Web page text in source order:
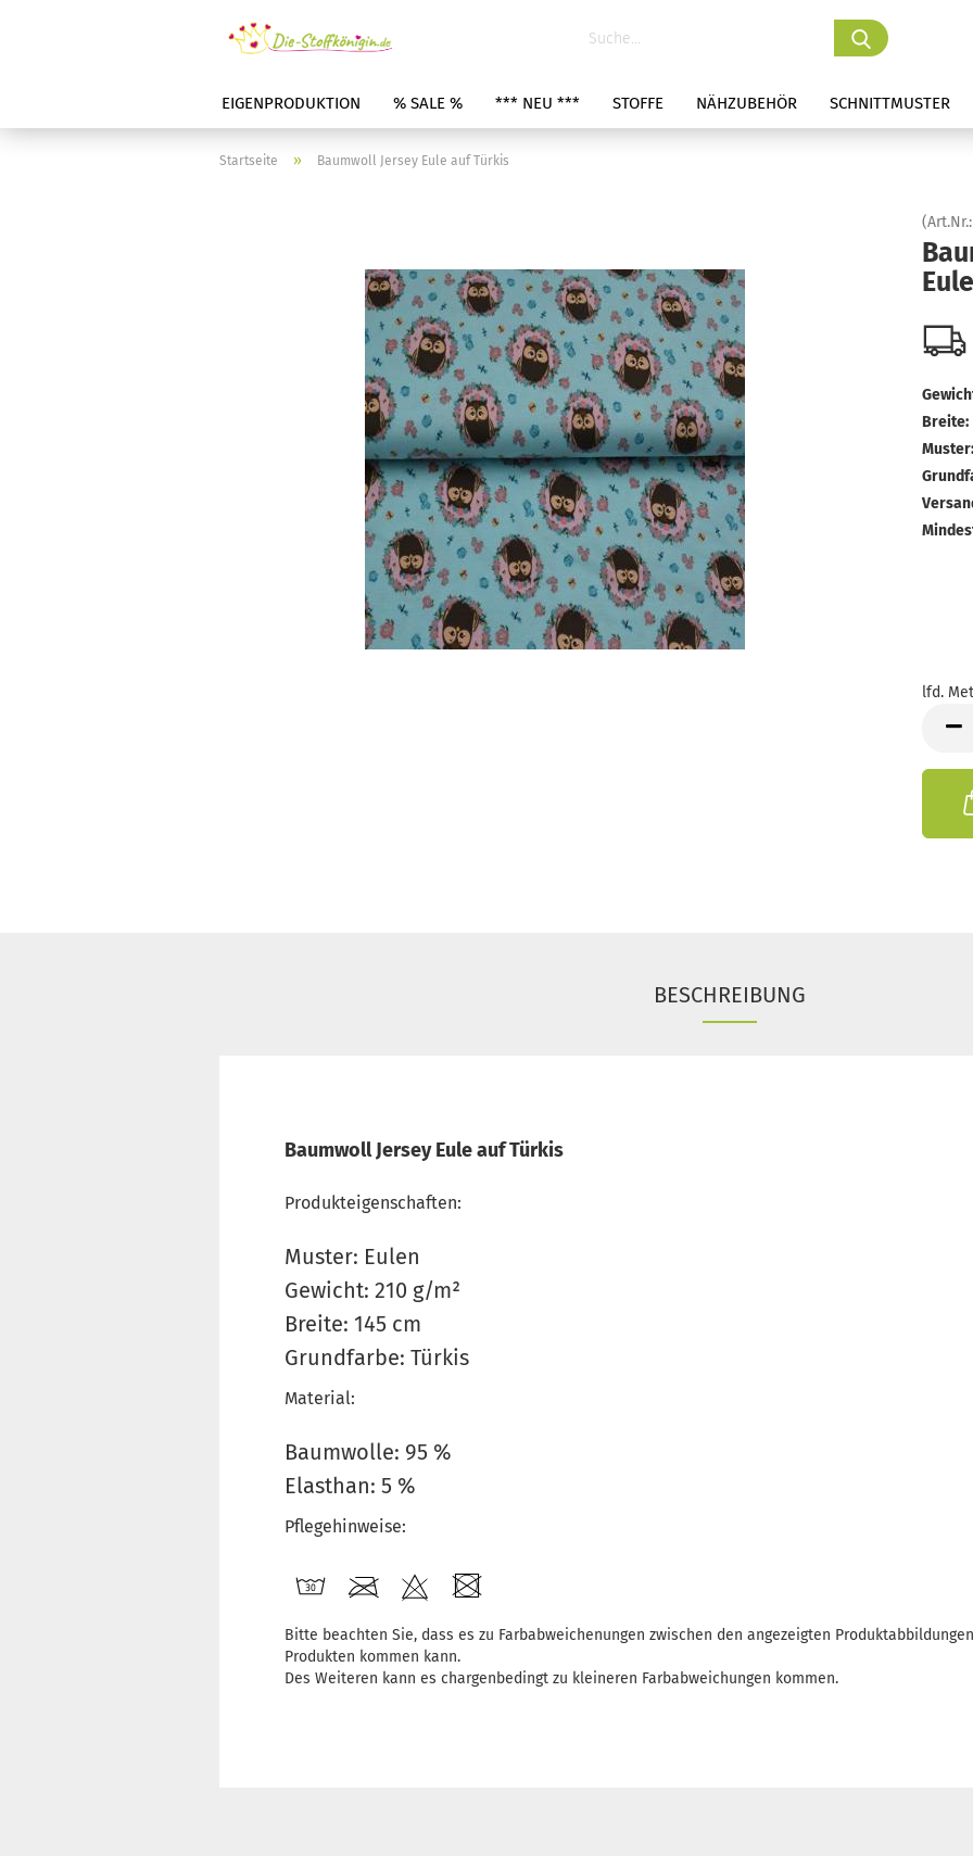
EIGENPRODUKTION % SALE % *** NEU *** STOFFE NÄHZUBEHÖR SCHNITTMUSTER
Startseite » Baumwoll Jersey Eule auf Türkis
(Art.Nr.:
Breite:
Muster:
lfd.
BESCHREIBUNG
Baumwoll Jersey Eule auf Türkis
Produkteigenschaften:
Muster: Eulen
Gewicht: 210 g/m²
Breite: 145 cm
Grundfarbe: Türkis
Material:
Baumwolle: 95 %
Elasthan: 5 %
Pflegehinweise:
Bitte beachten Sie, dass es zu Farbabweichenungen zwischen den angezeigten
Produkten kommen kann.
Des Weiteren kann es chargenbedingt zu kleineren Farbabweichungen kommen.